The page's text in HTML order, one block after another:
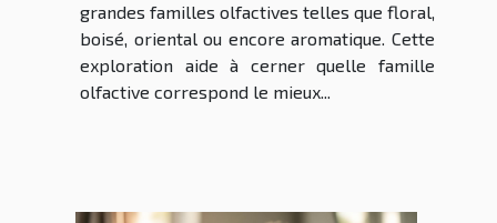
grandes familles olfactives telles que floral,
boisé, oriental ou encore aromatique. Cette
exploration aide à cerner quelle famille
olfactive correspond le mieux...